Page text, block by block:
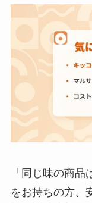
「同じ味の商
をお持ちの方、